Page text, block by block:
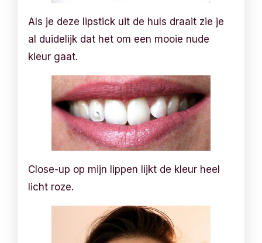
Als je deze lipstick uit de huls draait zie je
al duidelijk dat het om een mooie nude
kleur gaat.
Close-up op mijn lippen lijkt de kleur heel
licht roze.